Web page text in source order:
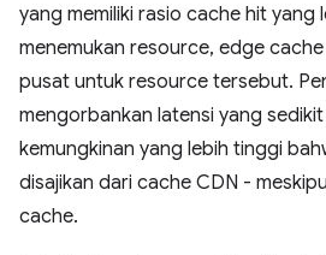
yang memiliki rasio cache hit yang
menemukan resource, edge
pusat untuk resource tersebut.
mengorbankan latensi yang
kemungkinan yang lebih tinggi
disajikan dari cache CDN -
cache.